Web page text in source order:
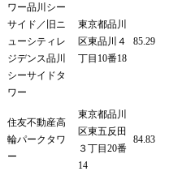
ワー品川シー
サイド／旧ニ
ューシティレ
ジデンス品川
シーサイドタ
ワー
東京都品川
区東品川４
丁目10番18
85.29
住友不動産高
輪パークタワ
ー
東京都品川
区東五反田
３丁目20番
14
84.83